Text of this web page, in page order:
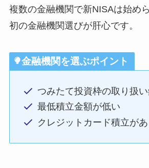
複数の金融機関で新NISAは始め
初の金融機関選びが肝心です。
金融機関を選ぶポイント
つみたて投資枠の取り扱
最低積立金額が低い
クレジットカード積立があ